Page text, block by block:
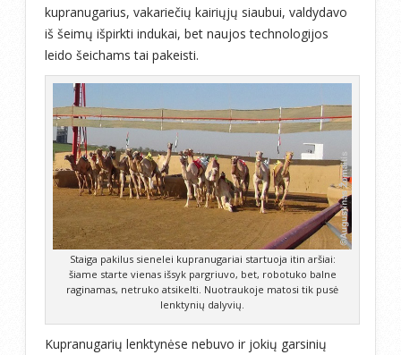
kupranugarius, vakariečių kairiųjų siaubui, valdydavo
iš šeimų išpirkti indukai, bet naujos technologijos
leido šeichams tai pakeisti.
Staiga pakilus sienelei kupranugariai startuoja itin aršiai:
šiame starte vienas išsyk pargriuvo, bet, robotuko balne
raginamas, netruko atsikelti. Nuotraukoje matosi tik pusė
lenktynių dalyvių.
Kupranugarių lenktynėse nebuvo ir jokių garsinių